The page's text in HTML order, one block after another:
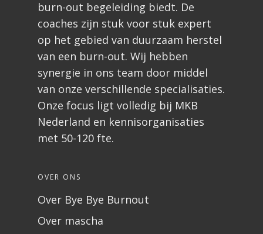
burn-out begeleiding biedt. De
coaches zijn stuk voor stuk expert
op het gebied van duurzaam herstel
van een burn-out. Wij hebben
synergie in ons team door middel
van onze verschillende specialisaties.
Onze focus ligt volledig bij MKB
Nederland en kennisorganisaties
met 50-120 fte.
OVER ONS
Over Bye Bye Burnout
Over mascha